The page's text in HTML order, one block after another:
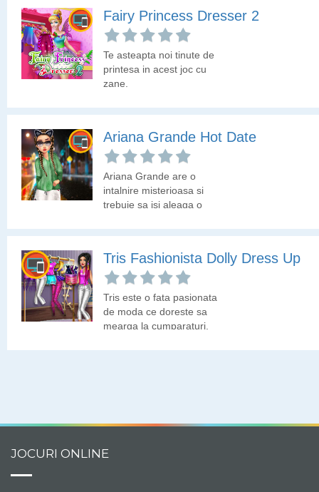
tinuta deosebita cu care
sa apara in pozele de
Fairy Princess Dresser 2
Te asteapta noi tinute de
printesa in acest joc cu
zane.
Ariana Grande Hot Date
Ariana Grande are o
intalnire misterioasa si
trebuie sa isi aleaga o
Tris Fashionista Dolly Dress Up
Tris este o fata pasionata
de moda ce doreste sa
mearga la cumparaturi,
accesoriile!
JOCURI ONLINE